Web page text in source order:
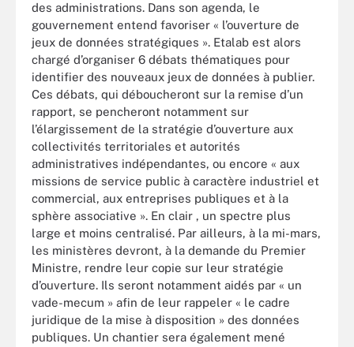
des administrations. Dans son agenda, le
gouvernement entend favoriser « l’ouverture de
jeux de données stratégiques ». Etalab est alors
chargé d’organiser 6 débats thématiques pour
identifier des nouveaux jeux de données à publier.
Ces débats, qui déboucheront sur la remise d’un
rapport, se pencheront notamment sur
l’élargissement de la stratégie d’ouverture aux
collectivités territoriales et autorités
administratives indépendantes, ou encore « aux
missions de service public à caractère industriel et
commercial, aux entreprises publiques et à la
sphère associative ». En clair , un spectre plus
large et moins centralisé. Par ailleurs, à la mi-mars,
les ministères devront, à la demande du Premier
Ministre, rendre leur copie sur leur stratégie
d’ouverture. Ils seront notamment aidés par « un
vade-mecum » afin de leur rappeler « le cadre
juridique de la mise à disposition » des données
publiques. Un chantier sera également mené